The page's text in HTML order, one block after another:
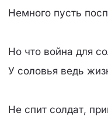
Немного пусть
Но что война для
У соловья ведь
Не спит солдат,